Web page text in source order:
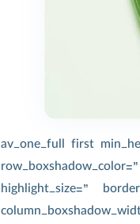
[av_one_full first
highlight_size=”